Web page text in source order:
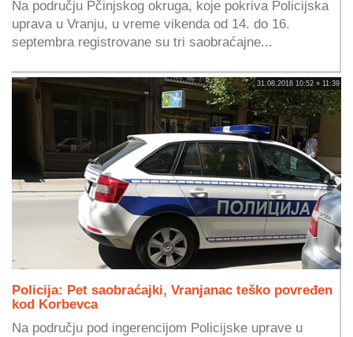
Na području Pčinjskog okruga, koje pokriva Policijska
uprava u Vranju, u vreme vikenda od 14. do 16.
septembra registrovane su tri saobraćajne...
31.08.2018 10:52 » 11:39
Policija: Pet saobraćajki, Vranjanac teško povređen
kod Korbevca
Na području pod ingerencijom Policijske uprave u